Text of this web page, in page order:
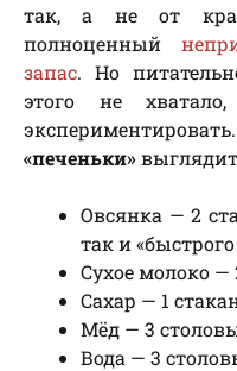
так, а не от
полноценный
запас. Но
этого не
«печеньки»
Овсянка — 2
так и
Сухое молоко —
Сахар — 1
Мёд — 3
Вода — 3